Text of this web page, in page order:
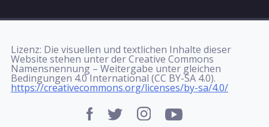
Lizenz: Die visuellen und textlichen Inhalte dieser
Website stehen unter der Creative Commons
Namensnennung – Weitergabe unter gleichen
Bedingungen 4.0 International (CC BY-SA 4.0).
https://creativecommons.org/licenses/by-sa/4.0/